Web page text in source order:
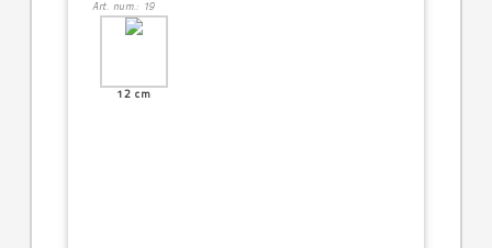
Art. num.: 19
12 cm